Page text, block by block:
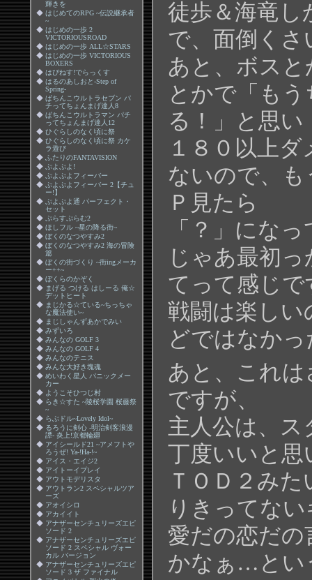
輝きを
◆ はじめてのRPG ~伝説継承者
~
◆ はじめの一歩 2
VICTORIOUSROAD
◆ はじめの一歩 ALL☆STARS
◆ はじめの一歩 VICTORIOUS
BOXERS
◆ はぴねす!でらっくす
◆ はるのあしおと-Step of
Spring-
◆ ぱちんこウルトラセブン パ
チってちょんまげ達人8
◆ ぱちんこウルトラマン パチ
ってちょんまげ達人12
◆ ひぐらしのなく頃に祭
◆ ひぐらしのなく頃に祭 カケ
ラ遊び
◆ ふたりのFANTAVISION
◆
ぷよぷよ!
◆
ぷよぷよフィーバー
◆
ぷよぷよフィーバー 2【チュ
ー!】
◆
ぷよぷよ通 パーフェクト・
セット
◆
ぷらすぷらむ2
◆ ほしフル ~星の降る街~
◆ ぼくのなつやすみ2
◆ ぼくのなつやすみ2 海の冒険
篇
◆ ぼくの街づくり ~街ingメーカ
ー++~
◆ ぼくらのかぞく
◆ まげる つける はしーる 俺☆
デットヒート
◆ まじかる☆ている~ちっちゃ
な魔法使い~
◆ まじしゃんずあかでみい
◆ みずいろ
◆ みんなの GOLF 3
◆ みんなの GOLF 4
◆ みんなのテニス
◆ みんな大好き塊魂
◆ めいわく星人 パニックメー
カー
◆ ようこそひつじ村
◆ らき☆すた ~陵桜学園 桜藤祭
~
◆ らぶドル~Lovely Idol~
◆ るろうに剣心 -明治剣客浪漫
譚- 炎上!京都輪廻
◆ アイシールド21 ~アメフトや
ろうぜ! Ya-!Ha-!~
◆ アイス・エイジ2
◆ アイトーイプレイ
◆ アウトモデリスタ
◆ アウトラン2 スペシャルツア
ーズ
◆ アオイシロ
◆ アカイイト
◆ アナザーセンチュリーズエピ
ソード 2
◆ アナザーセンチュリーズエピ
ソード 2 スペシャル ヴォー
カル バージョン
◆ アナザーセンチュリーズエピ
ソード 3 ザ ファイナル
徒歩＆海竜し
で、面倒くさ
あと、ボス
とかで「も
る！」と思い
１８０以上
ないので、
Ｐ見たら
「？」にな
じゃあ最初
てって感じで
戦闘は楽しい
どではなか
あと、これ
ですが、
主人公は、
丁度いいと思
ＴＯＤ２み
りきってな
愛だの恋だ
かなぁ…とい